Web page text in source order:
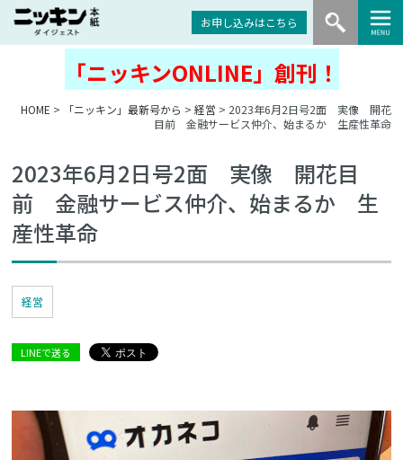
お申し込みはこちら
「ニッキンONLINE」創刊！
HOME > 「ニッキン」最新号から > 経営 > 2023年6月2日号2面 実像 開花
目前 金融サービス仲介、始まるか 生産性革命
2023年6月2日号2面 実像 開花目
前 金融サービス仲介、始まるか 生
産性革命
経営
LINEで送る